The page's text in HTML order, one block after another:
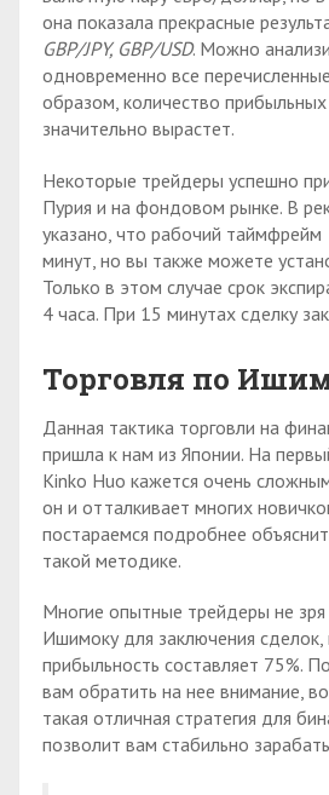
она показала прекрасные
GBP/JPY, GBP/USD. Можно
одновременно все
образом, количество
значительно вырастет.
Некоторые трейдеры успешно
Пурия и на фондовом рынке. В
указано, что рабочий
минут, но вы также можете
Только в этом случае срок
4 часа. При 15 минутах сделку
Торговля по
Данная тактика торговли на
пришла к нам из Японии. На
Kinko Huo кажется очень
он и отталкивает многих
постараемся подробнее
такой методике.
Многие опытные трейдеры не зря
Ишимоку для заключения
прибыльность составляет 75%.
вам обратить на нее внимание,
такая отличная стратегия для
позволит вам стабильно